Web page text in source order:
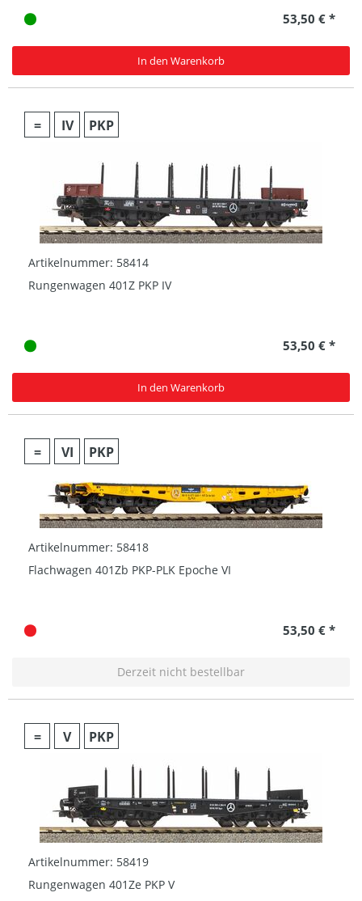
53,50 € *
In den Warenkorb
= IV PKP
Artikelnummer: 58414
Rungenwagen 401Z PKP IV
53,50 € *
In den Warenkorb
= VI PKP
Artikelnummer: 58418
Flachwagen 401Zb PKP-PLK Epoche VI
53,50 € *
Derzeit nicht bestellbar
= V PKP
Artikelnummer: 58419
Rungenwagen 401Ze PKP V